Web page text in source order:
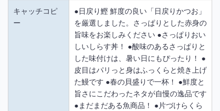
キャッチコピ
ー
●日戻り鰹 鮮度の良い「日戻りかつお」
を厳選しました。さっぱりとした赤身の
旨味をお楽しみください ●さっぱりおい
しいしらす丼！ ●酸味のあるさっぱりと
した味付けは、暑い日にもぴったり！ ●
皮目はパリっと身はふっくらと焼き上げ
た鰻です ●春の貝盛りで一杯！ ●鮮度と
旨さにこだわったネタが自慢の逸品です
●まだまだある魚商品！ ●片づけらくら